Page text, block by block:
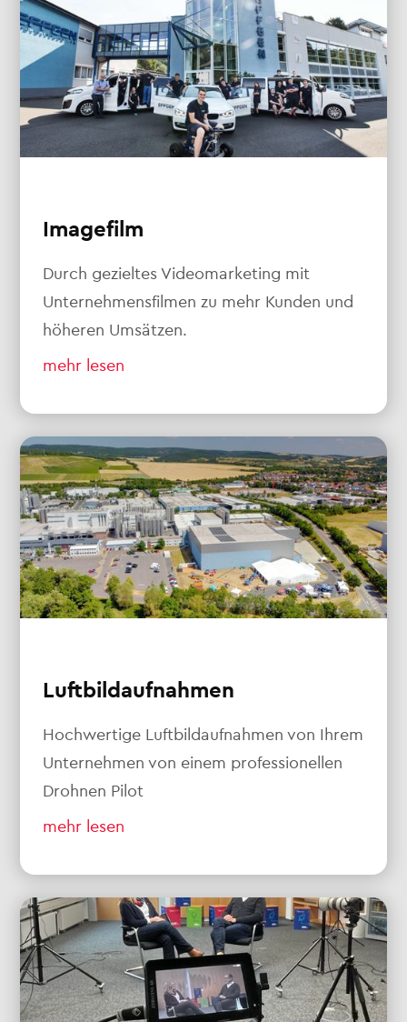
Imagefilm
Durch gezieltes Videomarketing mit
Unternehmensfilmen zu mehr Kunden und
höheren Umsätzen.
mehr lesen
Luftbildaufnahmen
Hochwertige Luftbildaufnahmen von Ihrem
Unternehmen von einem professionellen
Drohnen Pilot
mehr lesen